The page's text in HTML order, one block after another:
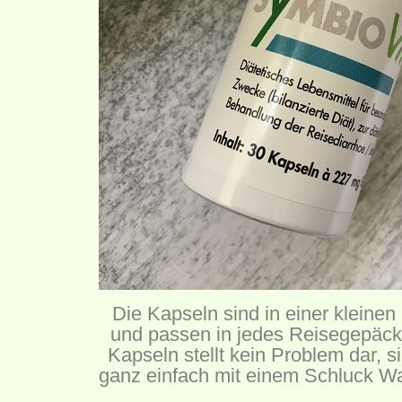
Die Kapseln sind in einer
und passen in jedes
Kapseln stellt kein Problem dar,
ganz einfach mit einem Schluck